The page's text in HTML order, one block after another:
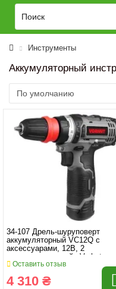
Инструменты
Аккумуляторный
34-107 Дрель-шуруповерт
аккумуляторный VC12Q с
аксессуарами, 12В, 2
аккумулятора, кейс Vorhut
Оставить отзыв
4 310 ₴